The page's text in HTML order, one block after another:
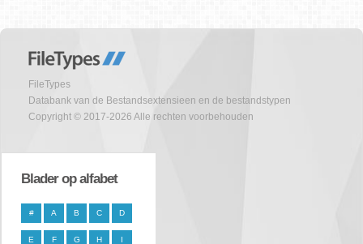
FileTypes
Databank van de Bestandsextensieen en de bestandstypen
Copyright © 2017-2026 Alle rechten voorbehouden
Blader op alfabet
# A B C D
E F G H I